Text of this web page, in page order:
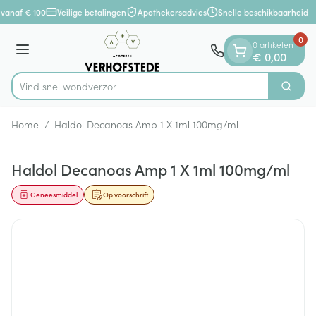
Ga naar de inhoud
1 van 1
€ 100 Veilige betalingen Apothekersadvies Snelle beschikbaarheid
Menu
Product, merk, categorie...
Vind snel Zoek
0 artikelen
€ 0,00
0
Home / Haldol Decanoas Amp 1 X 1ml 100mg/ml
Haldol Decanoas Amp 1 X 1ml 100mg/ml
Op voorschrift
Geneesmiddel